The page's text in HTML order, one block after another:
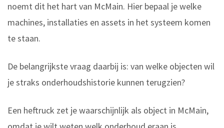
noemt dit het hart van McMain. Hier bepaal je welke
machines, installaties en assets in het systeem komen
te staan.
De belangrijkste vraag daarbij is: van welke objecten wil
je straks onderhoudshistorie kunnen terugzien?
Een heftruck zet je waarschijnlijk als object in McMain,